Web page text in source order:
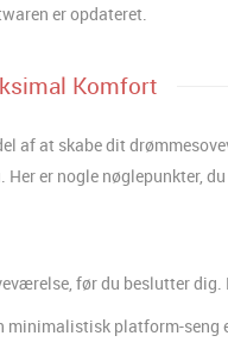
er opdateret.
Komfort
af at skabe dit
er nogle nøglepunkter,
før du beslutter
minimalistisk platform-